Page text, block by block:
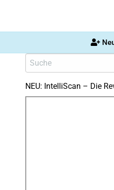
NEU: IntelliScan – Die